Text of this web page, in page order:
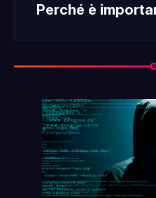
Perché è